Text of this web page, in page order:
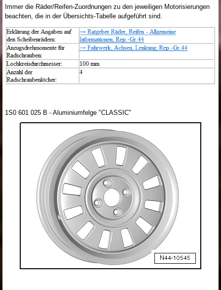
Immer die Räder/Reifen-Zuordnungen zu den jeweiligen Motorisierungen
beachten, die in der Übersichts-Tabelle aufgeführt sind.
1S0 601 025 B - Aluminiumfelge "CLASSIC"